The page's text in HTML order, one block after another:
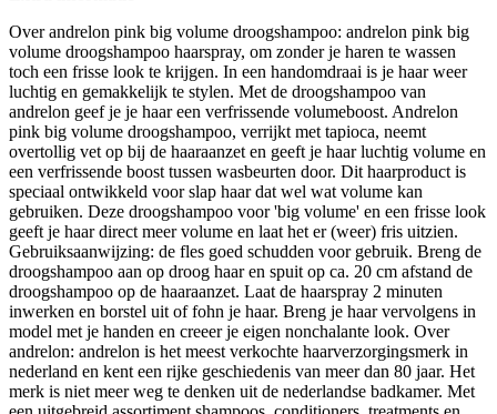
Over andrelon pink big volume droogshampoo: andrelon pink big
volume droogshampoo haarspray, om zonder je haren te wassen
toch een frisse look te krijgen. In een handomdraai is je haar weer
luchtig en gemakkelijk te stylen. Met de droogshampoo van
andrelon geef je je haar een verfrissende volumeboost. Andrelon
pink big volume droogshampoo, verrijkt met tapioca, neemt
overtollig vet op bij de haaraanzet en geeft je haar luchtig volume en
een verfrissende boost tussen wasbeurten door. Dit haarproduct is
speciaal ontwikkeld voor slap haar dat wel wat volume kan
gebruiken. Deze droogshampoo voor 'big volume' en een frisse look
geeft je haar direct meer volume en laat het er (weer) fris uitzien.
Gebruiksaanwijzing: de fles goed schudden voor gebruik. Breng de
droogshampoo aan op droog haar en spuit op ca. 20 cm afstand de
droogshampoo op de haaraanzet. Laat de haarspray 2 minuten
inwerken en borstel uit of fohn je haar. Breng je haar vervolgens in
model met je handen en creeer je eigen nonchalante look. Over
andrelon: andrelon is het meest verkochte haarverzorgingsmerk in
nederland en kent een rijke geschiedenis van meer dan 80 jaar. Het
merk is niet meer weg te denken uit de nederlandse badkamer. Met